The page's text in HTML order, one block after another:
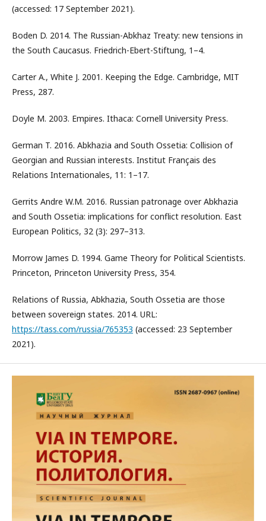
(accessed: 17 September 2021).
Boden D. 2014. The Russian-Abkhaz Treaty: new tensions in
the South Caucasus. Friedrich-Ebert-Stiftung, 1–4.
Carter A., White J. 2001. Keeping the Edge. Cambridge, MIT
Press, 287.
Doyle M. 2003. Empires. Ithaca: Cornell University Press.
German T. 2016. Abkhazia and South Ossetia: Collision of
Georgian and Russian interests. Institut Français des
Relations Internationales, 11: 1–17.
Gerrits Andre W.M. 2016. Russian patronage over Abkhazia
and South Ossetia: implications for conflict resolution. East
European Politics, 32 (3): 297–313.
Morrow James D. 1994. Game Theory for Political Scientists.
Princeton, Princeton University Press, 354.
Relations of Russia, Abkhazia, South Ossetia are those
between sovereign states. 2014. URL:
https://tass.com/russia/765353 (accessed: 23 September
2021).